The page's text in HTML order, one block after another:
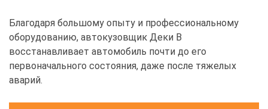
Благодаря большому опыту и профессиональному
оборудованию, автокузовщик Деки В
восстанавливает автомобиль почти до его
первоначального состояния, даже после тяжелых
аварий.